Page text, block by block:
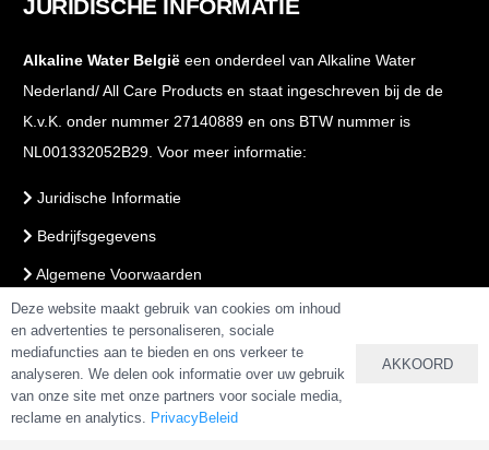
JURIDISCHE INFORMATIE
Alkaline Water België een onderdeel van Alkaline Water
Nederland/ All Care Products en staat ingeschreven bij de de
K.v.K. onder nummer 27140889 en ons BTW nummer is
NL001332052B29. Voor meer informatie:
Juridische Informatie
Bedrijfsgegevens
Algemene Voorwaarden
Voorwaarden Webshop
PrivacyBeleid
VEILIG BETALEN & BESTELLEN
Deze website maakt gebruik van cookies om inhoud
en advertenties te personaliseren, sociale
mediafuncties aan te bieden en ons verkeer te
analyseren. We delen ook informatie over uw gebruik
van onze site met onze partners voor sociale media,
reclame en analytics. PrivacyBeleid
AKKOORD